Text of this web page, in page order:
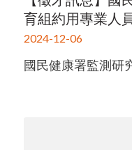
育組約用專業人
2024-12-06
國民健康署監測研